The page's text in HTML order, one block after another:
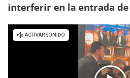
interferir en la entrada de